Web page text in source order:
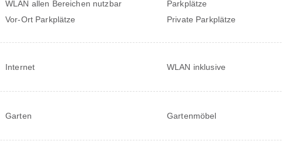
WLAN allen Bereichen nutzbar Parkplätze
Vor-Ort Parkplätze
Private Parkplätze
Internet WLAN inklusive
Garten Gartenmöbel